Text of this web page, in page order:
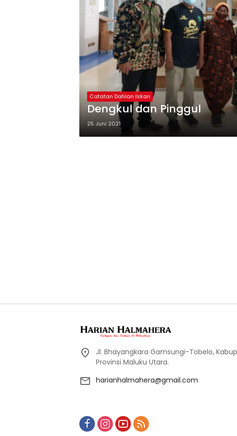
Catatan Dahlan Iskan
Dengkul dan Pinggul
25 Juni 2021
Jl. Bhayangkara Gamsungi-Tobelo,
Provinsi Maluku Utara.
harianhalmahera@gmail.com